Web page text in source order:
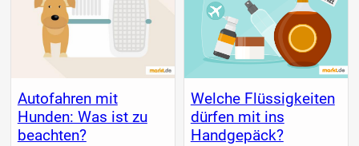
Autofahren mit
Hunden: Was ist zu
beachten?
Welche Flüssigkeiten
dürfen mit ins
Handgepäck?